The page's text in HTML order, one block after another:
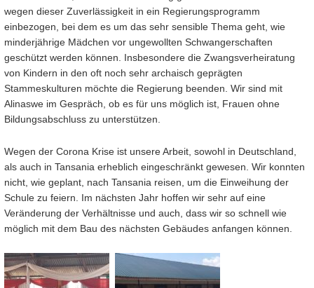
wegen dieser Zuverlässigkeit in ein Regierungsprogramm
einbezogen, bei dem es um das sehr sensible Thema geht, wie
minderjährige Mädchen vor ungewollten Schwangerschaften
geschützt werden können. Insbesondere die Zwangsverheiratung
von Kindern in den oft noch sehr archaisch geprägten
Stammeskulturen möchte die Regierung beenden. Wir sind mit
Alinaswe im Gespräch, ob es für uns möglich ist, Frauen ohne
Bildungsabschluss zu unterstützen.
Wegen der Corona Krise ist unsere Arbeit, sowohl in Deutschland,
als auch in Tansania erheblich eingeschränkt gewesen. Wir konnten
nicht, wie geplant, nach Tansania reisen, um die Einweihung der
Schule zu feiern. Im nächsten Jahr hoffen wir sehr auf eine
Veränderung der Verhältnisse und auch, dass wir so schnell wie
möglich mit dem Bau des nächsten Gebäudes anfangen können.